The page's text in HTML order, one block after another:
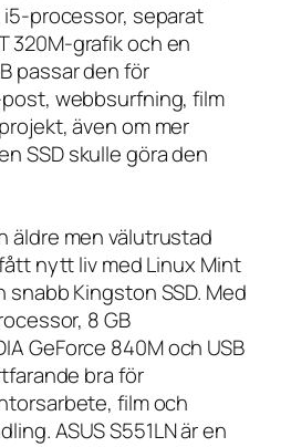
i5-processor, separat
320M-grafik och en
passar den för
webbsurfning, film
även om mer
SSD skulle göra den
äldre men välutrustad
nytt liv med Linux Mint
snabb Kingston SSD. Med
8 GB
GeForce 840M och USB
bra för
film och
ASUS S551LN är en